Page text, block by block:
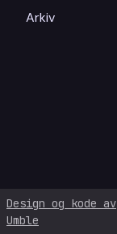
Arkiv
Design og kode av
Umble